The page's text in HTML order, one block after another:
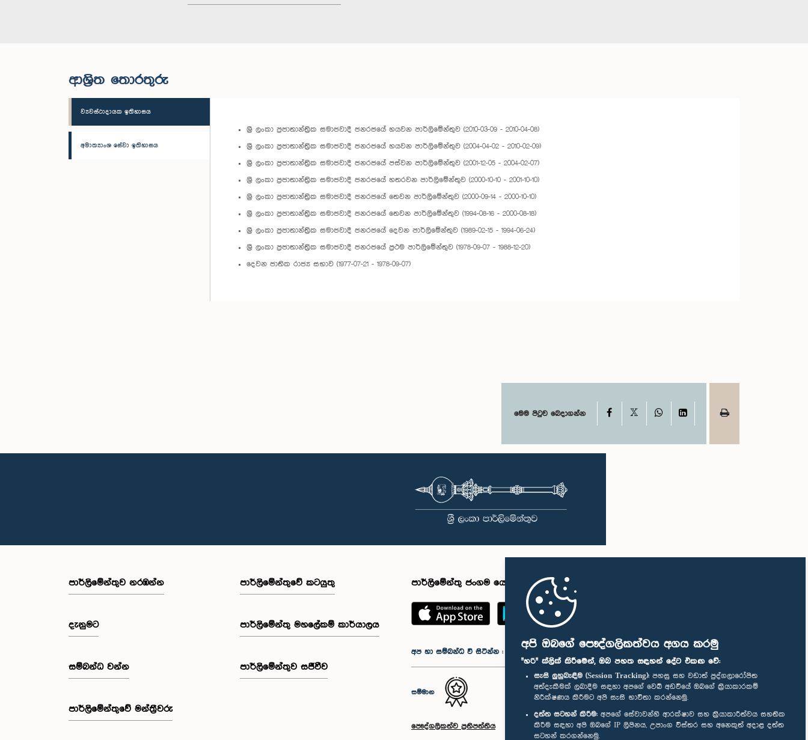
අපි ඔබගේ පෞද්ගලිකත්වය අගය කරමු
"හරි" ක්ලික් කිරීමෙන්, ඔබ පහත සඳහන් දේට එකඟ වේ:
සැසි ලුහුබැඳීම (Session Tracking): පහසු සහ වඩාත් පුද්ගලාරෝපිත
අත්දැකීමක් ලබාදීම සඳහා අපගේ වෙබ් අඩවියේ ඔබගේ ක්‍රියාකාරකම්
නිරීක්ෂණය කිරීමට අපි සැසි භාවිතා කරන්නෙමු.
දත්ත සටහන් කිරීම: අපගේ සේවාවන්හි ආරක්ෂාව සහ ක්‍රියාකාරීත්වය සහතික
කිරීම සඳහා අපි ඔබගේ IP ලිපිනය, උපාංග විස්තර සහ අනෙකුත් අදාළ දත්ත
සටහන් කරගන්නෙමු.
ආශ්‍රිත තොරතුරු
ව්‍යවස්ථාදායක ඉතිහාසය
අමාත්‍යාංශ සේවා ඉතිහාසය
ශ්‍රී ලංකා ප්‍රජාතාන්ත්‍රික සමාජවාදී ජනරජයේ හයවන පාර්ලිමේන්තුව (2010-03-09 - 2010-04-08)
ශ්‍රී ලංකා ප්‍රජාතාන්ත්‍රික සමාජවාදී ජනරජයේ හයවන පාර්ලිමේන්තුව (2004-04-02 - 2010-02-09)
ශ්‍රී ලංකා ප්‍රජාතාන්ත්‍රික සමාජවාදී ජනරජයේ පස්වන පාර්ලිමේන්තුව (2001-12-05 - 2004-02-07)
ශ්‍රී ලංකා ප්‍රජාතාන්ත්‍රික සමාජවාදී ජනරජයේ හතරවන පාර්ලිමේන්තුව (2000-10-10 - 2001-10-10)
ශ්‍රී ලංකා ප්‍රජාතාන්ත්‍රික සමාජවාදී ජනරජයේ තෙවන පාර්ලිමේන්තුව (2000-09-14 - 2000-10-10)
ශ්‍රී ලංකා ප්‍රජාතාන්ත්‍රික සමාජවාදී ජනරජයේ තෙවන පාර්ලිමේන්තුව (1994-08-16 - 2000-08-18)
ශ්‍රී ලංකා ප්‍රජාතාන්ත්‍රික සමාජවාදී ජනරජයේ දෙවන පාර්ලිමේන්තුව (1989-02-15 - 1994-06-24)
ශ්‍රී ලංකා ප්‍රජාතාන්ත්‍රික සමාජවාදී ජනරජයේ ප්‍රථම පාර්ලිමේන්තුව (1978-09-07 - 1988-12-20)
දෙවන ජාතික රාජ්‍ය සභාව (1977-07-21 - 1978-09-07)
මෙම පිටුව බෙදාගන්න Facebook WhatsAppLinkedIn
පාර්ලි‌මේන්තුව නරඹන්න
දැනුමට
සම්බන්ධ වන්න
පාර්ලි‌මේන්තුවේ මන්ත්‍රීවරු
පාර්ලිමේන්තුවේ කටයුතු
පාර්ලිමේන්තු මහලේකම් කාර්යාලය
පාර්ලිමේන්තුව සජීවීව
පාර්ලිමේන්තු ජංගම යෙදුම
අප හා සම්බන්ධ වී සිටින්න :
සම්මාන
පෞද්ගලිකත්ව ප්‍රතිපත්තිය